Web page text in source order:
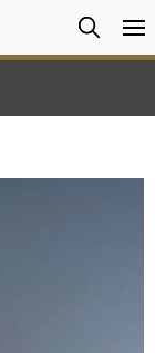
검
색
Search